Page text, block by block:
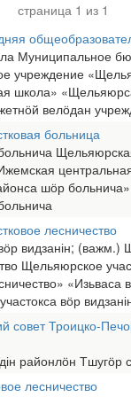
страница 1 из 1
Муниципальное
учреждение
школа»
велӧдан
больница
шӧр
лесничество
видзанін; (важм.)
Щельяюрское
«Изьваса
вӧр
совет Троицко-
районлӧн Тшугӧр
лесничество